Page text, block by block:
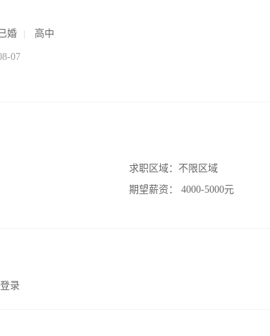
婚 高中
07
求职区域： 不限区域
期望薪资：
4000-5000元
录